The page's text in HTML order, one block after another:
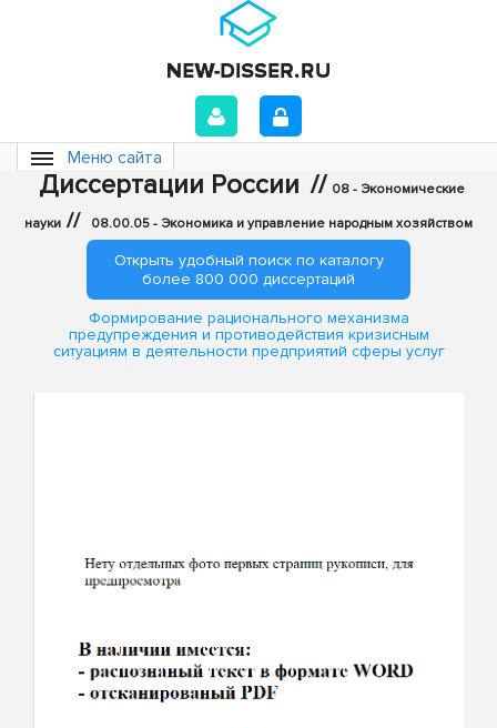
Меню сайта
Диссертации России // 08 - Экономические
науки // 08.00.05 - Экономика и управление народным хозяйством
Открыть удобный поиск по каталогу
более 800 000 диссертаций
Формирование рационального механизма
предупреждения и противодействия кризисным
ситуациям в деятельности предприятий сферы услуг